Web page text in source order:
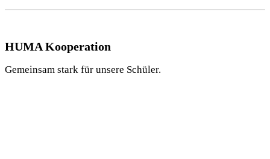
HUMA Kooperation
Gemeinsam stark für unsere Schüler.